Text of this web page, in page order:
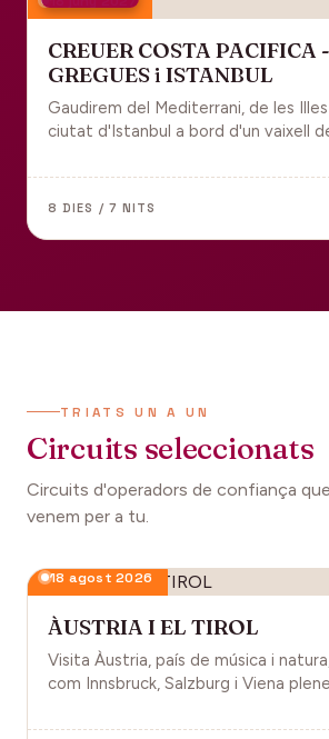
CREUER COSTA PACIFICA
GREGUES i ISTANBUL
Gaudirem del Mediterrani, de les
ciutat d'Istanbul a bord d'un vaixell
8 DIES / 7 NITS
TRIATS UN A UN
Circuits seleccionats
Circuits d'operadors de confiança
venem per a tu.
18 agost 2026
ÀUSTRIA I EL TIROL
Visita Àustria, país de música i
com Innsbruck, Salzburg i Viena